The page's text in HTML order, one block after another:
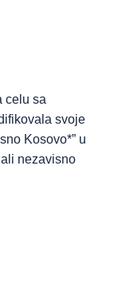
celu sa
svoje
Kosovo*” u
nezavisno